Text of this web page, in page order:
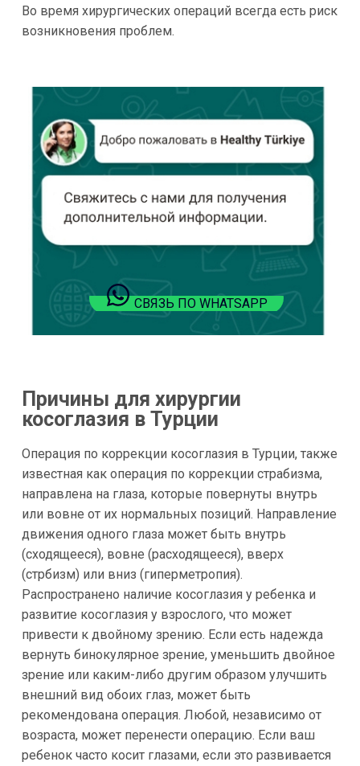
Во время хирургических операций всегда есть риск
возникновения проблем.
СВЯЗЬ ПО WHATSAPP
Причины для хирургии
косоглазия в Турции
Операция по коррекции косоглазия в Турции, также
известная как операция по коррекции страбизма,
направлена на глаза, которые повернуты внутрь
или вовне от их нормальных позиций. Направление
движения одного глаза может быть внутрь
(сходящееся), вовне (расходящееся), вверх
(стрбизм) или вниз (гиперметропия).
Распространено наличие косоглазия у ребенка и
развитие косоглазия у взрослого, что может
привести к двойному зрению. Если есть надежда
вернуть бинокулярное зрение, уменьшить двойное
зрение или каким-либо другим образом улучшить
внешний вид обоих глаз, может быть
рекомендована операция. Любой, независимо от
возраста, может перенести операцию. Если ваш
ребенок часто косит глазами, если это развивается